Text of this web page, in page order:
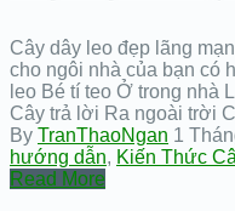
Cây dây leo đẹp lãng
cho ngôi nhà của bạn có
leo Bé tí teo Ở trong nhà
Cây trả lời Ra ngoài trời
By TranThaoNgan 1
hướng dẫn, Kiến Thức
Read More